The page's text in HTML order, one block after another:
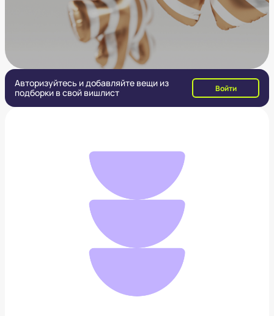
Авторизуйтесь и добавляйте вещи из
подборки в свой вишлист
Войти
Ежедневник ЭКСМО Рик и Морти